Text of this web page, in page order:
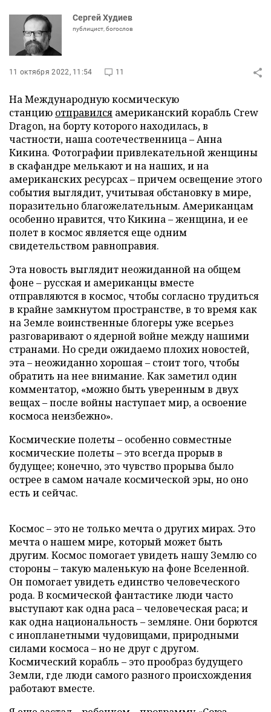
Сергей Худиев
публицист, богослов
11 октября 2022, 11:54 11
На Международную космическую
станцию отправился американский корабль Crew
Dragon, на борту которого находилась, в
частности, наша соотечественница – Анна
Кикина. Фотографии привлекательной женщины
в скафандре мелькают и на наших, и на
американских ресурсах – причем освещение этого
события выглядит, учитывая обстановку в мире,
поразительно благожелательным. Американцам
особенно нравится, что Кикина – женщина, и ее
полет в космос является еще одним
свидетельством равноправия.
Эта новость выглядит неожиданной на общем
фоне – русская и американцы вместе
отправляются в космос, чтобы согласно трудиться
в крайне замкнутом пространстве, в то время как
на Земле воинственные блогеры уже всерьез
разговаривают о ядерной войне между нашими
странами. Но среди ожидаемо плохих новостей,
эта – неожиданно хорошая – стоит того, чтобы
обратить на нее внимание. Как заметил один
комментатор, «можно быть уверенным в двух
вещах – после войны наступает мир, а освоение
космоса неизбежно».
Космические полеты – особенно совместные
космические полеты – это всегда прорыв в
будущее; конечно, это чувство прорыва было
острее в самом начале космической эры, но оно
есть и сейчас.
Космос – это не только мечта о других мирах. Это
мечта о нашем мире, который может быть
другим. Космос помогает увидеть нашу Землю со
стороны – такую маленькую на фоне Вселенной.
Он помогает увидеть единство человеческого
рода. В космической фантастике люди часто
выступают как одна раса – человеческая раса; и
как одна национальность – земляне. Они борются
с инопланетными чудовищами, природными
силами космоса – но не друг с другом.
Космический корабль – это прообраз будущего
Земли, где люди самого разного происхождения
работают вместе.